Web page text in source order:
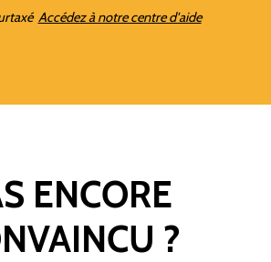
Accédez à notre centre d'aide
ENCORE
?